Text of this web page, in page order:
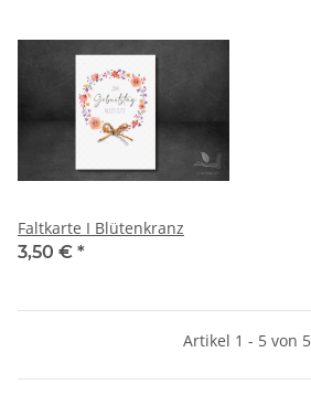
Faltkarte I Blütenkranz
3,50 € *
Artikel 1 - 5 von 5